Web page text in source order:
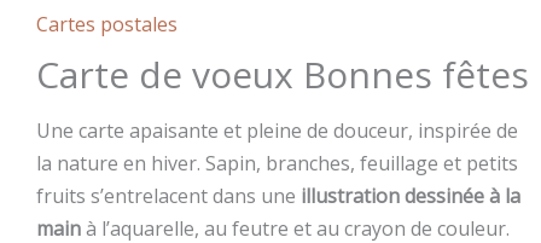
Cartes postales
Carte de voeux Bonnes fêtes
Une carte apaisante et pleine de douceur, inspirée de
la nature en hiver. Sapin, branches, feuillage et petits
fruits s’entrelacent dans une illustration dessinée à la
mainà l’aquarelle, au feutre et au crayon de couleur.